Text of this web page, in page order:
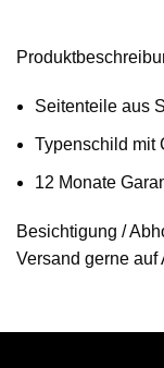
Seitenteile aus
Typenschild mit
12 Monate
Besichtigung /
Versand gerne auf